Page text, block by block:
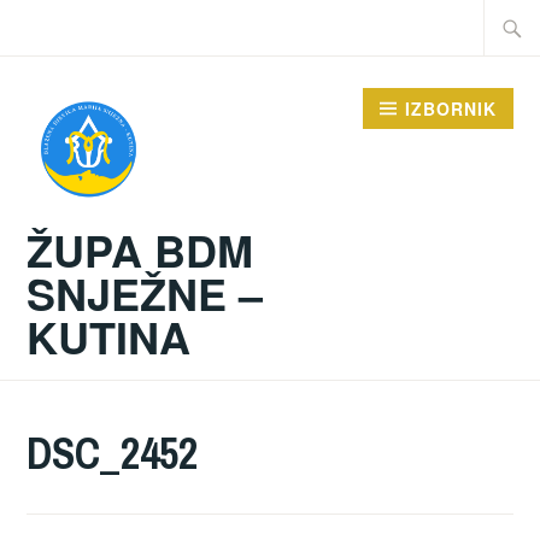
Traži:
ŽUPA BDM
SNJEŽNE –
KUTINA
IZBORNIK
DSC_2452